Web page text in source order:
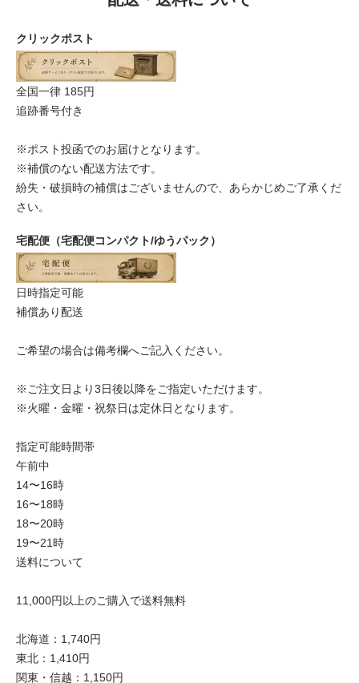
クリックポスト
全国一律 185円
追跡番号付き
※ポスト投函でのお届けとなります。
※補償のない配送方法です。
紛失・破損時の補償はございませんので、あらかじめご了承くだ
さい。
宅配便（宅配便コンパクト/ゆうパック）
日時指定可能
補償あり配送
ご希望の場合は備考欄へご記入ください。
※ご注文日より3日後以降をご指定いただけます。
※火曜・金曜・祝祭日は定休日となります。
指定可能時間帯
午前中
14〜16時
16〜18時
18〜20時
19〜21時
送料について
11,000円以上のご購入で送料無料
北海道：1,740円
東北：1,410円
関東・信越：1,150円